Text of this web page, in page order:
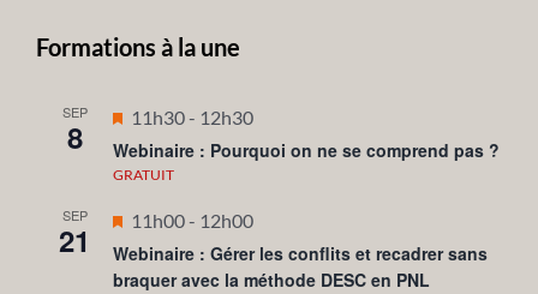
Formations à la une
SEP
8
Mis
en
avant
11h30- 12h30
Webinaire : Pourquoi on ne se comprend pas ?
GRATUIT
SEP
21
Mis
en
avant
11h00- 12h00
Webinaire : Gérer les conflits et recadrer sans
braquer avec la méthode DESC en PNL